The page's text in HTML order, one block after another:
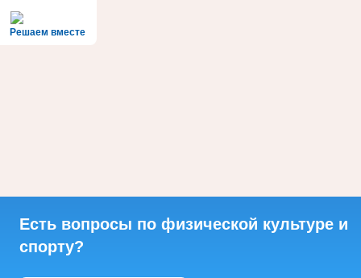
Решаем вместе
Есть вопросы по физической культуре и
спорту?